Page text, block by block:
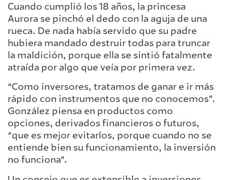
Cuando cumplió los 18 años, la princesa
Aurora se pinchó el dedo con la aguja de una
rueca. De nada había servido que su padre
hubiera mandado destruir todas para truncar
la maldición, porque ella se sintió fatalmente
atraída por algo que veía por primera vez.
“Como inversores, tratamos de ganar e ir más
rápido con instrumentos que no conocemos”.
González piensa en productos como
opciones, derivados financieros o futuros,
“que es mejor evitarlos, porque cuando no se
entiende bien su funcionamiento, la inversión
no funciona”.